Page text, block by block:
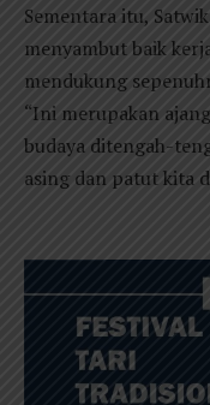
Sementara itu,
menyambut baik
mendukung
“Ini merupakan
budaya ditengah-
asing dan patut kita